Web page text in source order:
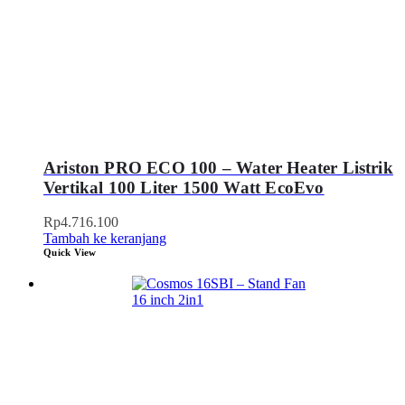
Ariston PRO ECO 100 – Water Heater Listrik
Vertikal 100 Liter 1500 Watt EcoEvo
Rp4.716.100
Tambah ke keranjang
Quick View